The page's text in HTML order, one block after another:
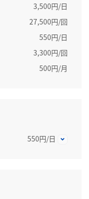
3,500円/日
27,500円/回
550円/日
3,300円/回
500円/月
550円/日